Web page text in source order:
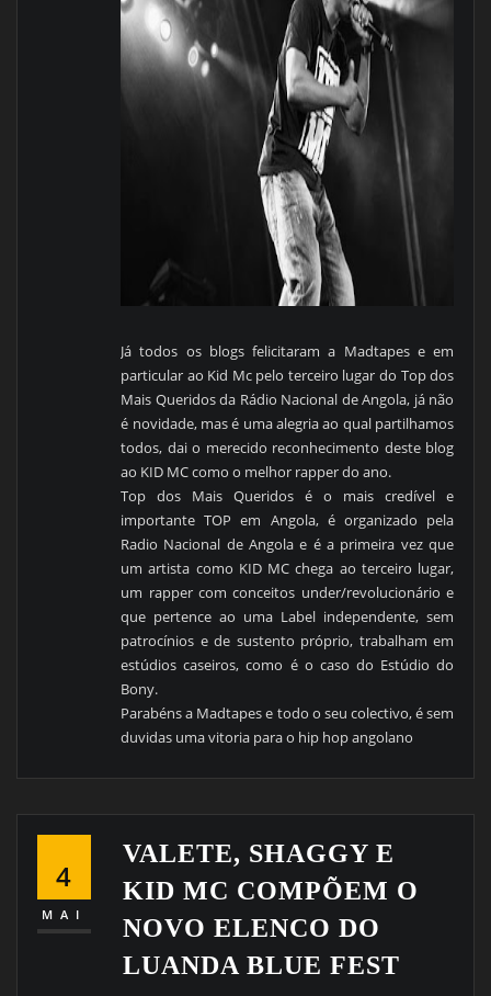
Já todos os blogs felicitaram a Madtapes e em
particular ao Kid Mc pelo terceiro lugar do Top dos
Mais Queridos da Rádio Nacional de Angola, já não
é novidade, mas é uma alegria ao qual partilhamos
todos, dai o merecido reconhecimento deste blog
ao KID MC como o melhor rapper do ano.
Top dos Mais Queridos é o mais credível e
importante TOP em Angola, é organizado pela
Radio Nacional de Angola e é a primeira vez que
um artista como KID MC chega ao terceiro lugar,
um rapper com conceitos under/revolucionário e
que pertence ao uma Label independente, sem
patrocínios e de sustento próprio, trabalham em
estúdios caseiros, como é o caso do Estúdio do
Bony.
Parabéns a Madtapes e todo o seu colectivo, é sem
duvidas uma vitoria para o hip hop angolano
4
MAI
VALETE, SHAGGY E
KID MC COMPÕEM O
NOVO ELENCO DO
LUANDA BLUE FEST